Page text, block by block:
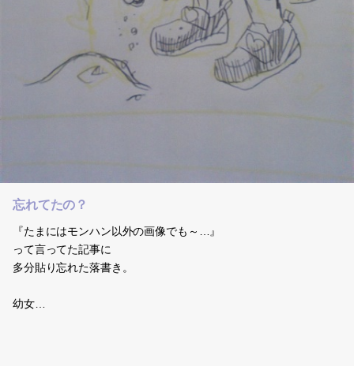
忘れてたの？
『たまにはモンハン以外の画像でも～…』
って言ってた記事に
多分貼り忘れた落書き。
幼女…